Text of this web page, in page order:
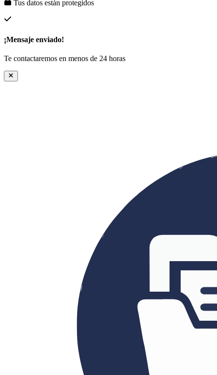
Tus datos están protegidos
¡Mensaje enviado!
Te contactaremos en menos de 24 horas